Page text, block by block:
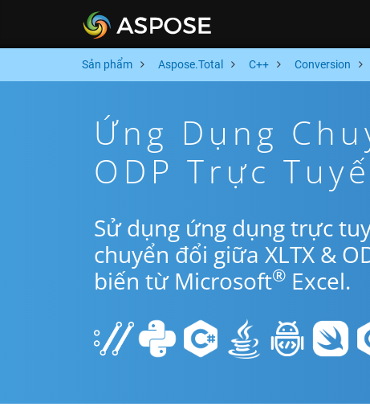
Sản phẩm Aspose.Total C++ Conversion
Ứng Dụng
ODP Trực
Sử dụng ứng dụng trực
chuyển đổi giữa XLTX &
biến từ Microsoft® Excel.